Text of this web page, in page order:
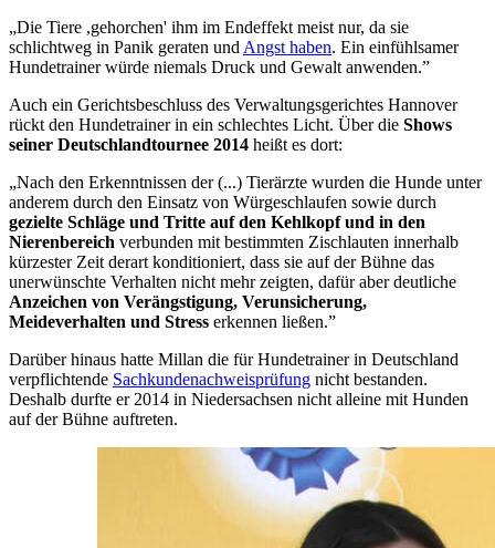
„Die Tiere ,gehorchen' ihm im Endeffekt meist nur, da sie
schlichtweg in Panik geraten und Angst haben. Ein einfühlsamer
Hundetrainer würde niemals Druck und Gewalt anwenden.”
Auch ein Gerichtsbeschluss des Verwaltungsgerichtes Hannover
rückt den Hundetrainer in ein schlechtes Licht. Über die Shows
seiner Deutschlandtournee 2014 heißt es dort:
„Nach den Erkenntnissen der (...) Tierärzte wurden die Hunde unter
anderem durch den Einsatz von Würgeschlaufen sowie durch
gezielte Schläge und Tritte auf den Kehlkopf und in den
Nierenbereich verbunden mit bestimmten Zischlauten innerhalb
kürzester Zeit derart konditioniert, dass sie auf der Bühne das
unerwünschte Verhalten nicht mehr zeigten, dafür aber deutliche
Anzeichen von Verängstigung, Verunsicherung,
Meideverhalten und Stress erkennen ließen.”
Darüber hinaus hatte Millan die für Hundetrainer in Deutschland
verpflichtende Sachkundenachweisprüfung nicht bestanden.
Deshalb durfte er 2014 in Niedersachsen nicht alleine mit Hunden
auf der Bühne auftreten.